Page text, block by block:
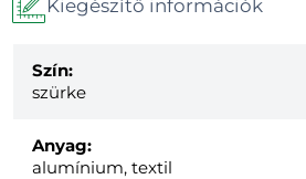
Kiegészítő információk
Szín:
szürke
Anyag:
alumínium, textil